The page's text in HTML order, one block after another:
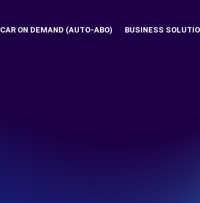
CAR ON DEMAND (AUTO-ABO) BUSINESS